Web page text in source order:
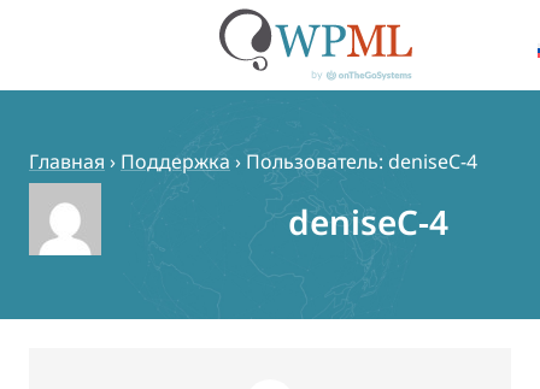
содержимому
Главная › Поддержка › Пользователь: deniseC-4
deniseC-4